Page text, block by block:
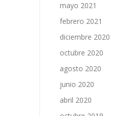
mayo 2021
febrero 2021
diciembre 2020
octubre 2020
agosto 2020
junio 2020
abril 2020